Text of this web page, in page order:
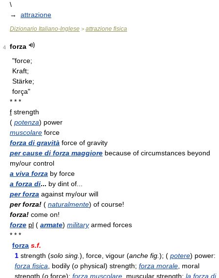
\
→ attrazione
Dizionario Italiano-Inglese > attrazione fisica
4
forza
"force;
Kraft;
Stärke;
força"
* * *
f strength
( potenza) power
muscolare force
forza di gravità force of gravity
per cause di forza maggiore because of circumstances beyond
my/our control
a viva forza by force
a forza di... by dint of...
per forza against my/our will
per forza! ( naturalmente) of course!
forza! come on!
forze pl ( armate) militaryarmed forces
* * *
forza s.f.
1 strength (solo sing. ), force, vigour (anche fig. ); ( potere) power:
forza fisica , bodily (o physical) strength; forza morale , moral
strength (o force); forza muscolare , muscular strength; la forza di